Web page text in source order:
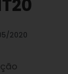
2020